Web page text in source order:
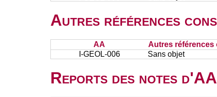
Autres références
AA
Autres références
I-GEOL-006
Sans objet
Reports des notes